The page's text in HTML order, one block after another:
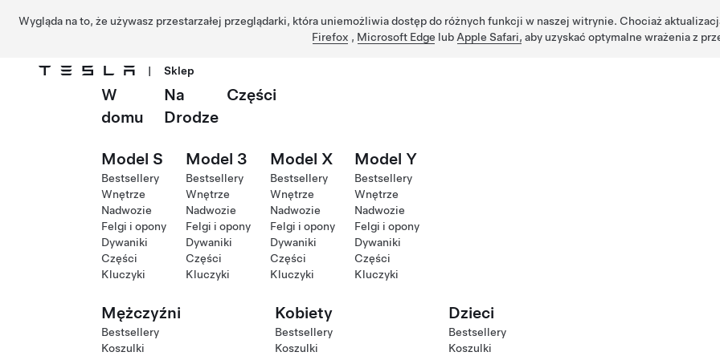
Wygląda na to, że używasz przestarzałej przeglądarki, która uniemożliwia dostęp do różnych funkcji w naszej witrynie. Chociaż
Firefox , Microsoft Edge lub Apple Safari, aby uzyskać optymalne wrażenia z
Przejdź do głównej zawartości
| Sklep
W
domu
Na
Drodze
Części
Model S
Bestsellery
Wnętrze
Nadwozie
Felgi i opony
Dywaniki
Części
Kluczyki
Model 3
Bestsellery
Wnętrze
Nadwozie
Felgi i opony
Dywaniki
Części
Kluczyki
Model X
Bestsellery
Wnętrze
Nadwozie
Felgi i opony
Dywaniki
Części
Kluczyki
Model Y
Bestsellery
Wnętrze
Nadwozie
Felgi i opony
Dywaniki
Części
Kluczyki
Mężczyźni
Bestsellery
Koszulki
Kobiety
Bestsellery
Koszulki
Dzieci
Bestsellery
Koszulki